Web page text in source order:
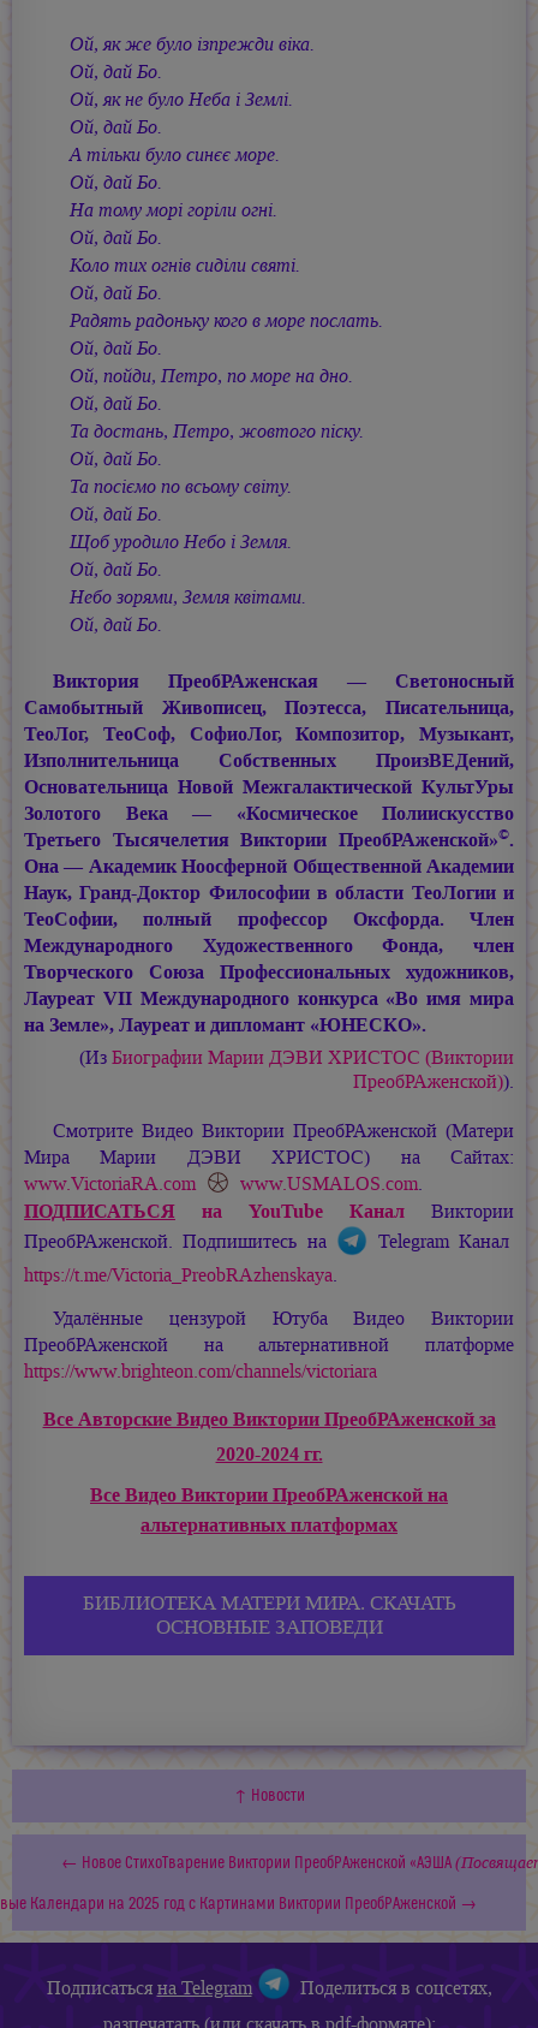
Ой, як же було iзпрежди вiка.
Ой, дай Бо.
Ой, як не було Неба i Землi.
Ой, дай Бо.
А тiльки було синєє море.
Ой, дай Бо.
На тому морi горiли огнi.
Ой, дай Бо.
Коло тих огнiв сидiли святi.
Ой, дай Бо.
Радять радоньку кого в море послать.
Ой, дай Бо.
Ой, пойди, Петро, по море на дно.
Ой, дай Бо.
Та достань, Петро, жовтого пiску.
Ой, дай Бо.
Та посiємо по всьому свiту.
Ой, дай Бо.
Щоб уродило Небо i Земля.
Ой, дай Бо.
Небо зорями, Земля квiтами.
Ой, дай Бо.
Виктория ПреобРАженская — Светоносный
Самобытный Живописец, Поэтесса, Писательница,
ТеоЛог, ТеоСоф, СофиоЛог, Композитор, Музыкант,
Изполнительница Собственных ПроизВЕДений,
Основательница Новой Межгалактической КультУры
Золотого Века — «Космическое Полиискусство
Третьего Тысячелетия Виктории ПреобРАженской»©.
Она — Академик Ноосферной Общественной Академии
Наук, Гранд-Доктор Философии в области ТеоЛогии и
ТеоСофии, полный профессор Оксфорда. Член
Международного Художественного Фонда, член
Творческого Союза Профессиональных художников,
Лауреат VII Международного конкурса «Во имя мира
на Земле», Лауреат и дипломант «ЮНЕСКО».
(ИзБиографииМарии ДЭВИ ХРИСТОС (Виктории
ПреобРАженской)).
Смотрите Видео Виктории ПреобРАженской (Матери
МираМарии ДЭВИ ХРИСТОС) на Сайтах:
www.VictoriaRA.com
www.USMALOS.com.
ПОДПИСАТЬСЯ на YouTube Канал Виктории
ПреобРАженской. Подпишитесь на
Telegram Канал
https://t.me/Victoria_PreobRAzhenskaya.
Удалённые цензурой Ютуба Видео Виктории
ПреобРАженской на альтернативной платформе
https://www.brighteon.com/channels/victoriara
Все Авторские Видео Виктории ПреобРАженской за
2020-2024 гг.
Все Видео Виктории ПреобРАженской на
альтернативных платформах
БИБЛИОТЕКА МАТЕРИ МИРА. СКАЧАТЬ
ОСНОВНЫЕ ЗАПОВЕДИ
↑ Новости
← Новое СтихоТварение Виктории ПреобРАженской «АЭША
Календари на 2025 год с Картинами Виктории ПреобРАженской →
Подписатьсяна Telegram
Поделиться в соцсетях,